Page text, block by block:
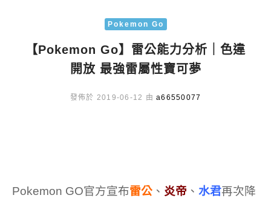
Pokemon Go
【Pokemon Go】雷公能力分析｜色違
開放 最強雷屬性寶可夢
發佈於 2019-06-12 由 a66550077
Pokemon GO官方宣布雷公 、 炎帝 、 水君再次降